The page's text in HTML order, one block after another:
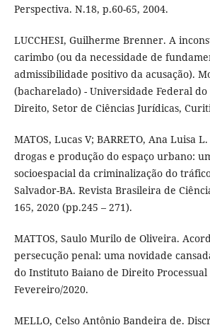
Perspectiva. N.18, p.60-65, 2004.
LUCCHESI, Guilherme Brenner. A
carimbo (ou da necessidade de
admissibilidade positivo da acusação).
(bacharelado) - Universidade Federal do
Direito, Setor de Ciências Jurídicas,
MATOS, Lucas V; BARRETO, Ana Luisa
drogas e produção do espaço urbano:
socioespacial da criminalização do
Salvador-BA. Revista Brasileira de
165, 2020 (pp.245 – 271).
MATTOS, Saulo Murilo de Oliveira.
persecução penal: uma novidade
do Instituto Baiano de Direito Processual
Fevereiro/2020.
MELLO, Celso Antônio Bandeira de.